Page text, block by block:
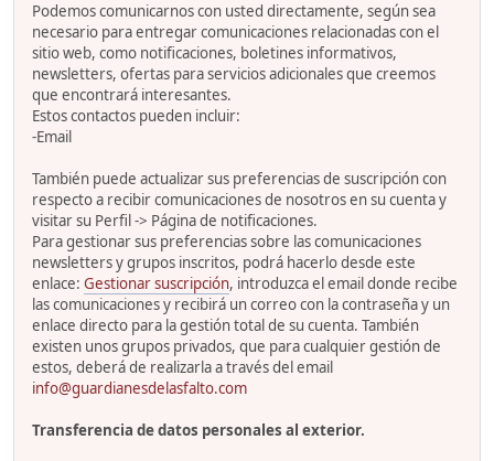
Podemos comunicarnos con usted directamente, según sea
necesario para entregar comunicaciones relacionadas con el
sitio web, como notificaciones, boletines informativos,
newsletters, ofertas para servicios adicionales que creemos
que encontrará interesantes.
Estos contactos pueden incluir:
-Email
También puede actualizar sus preferencias de suscripción con
respecto a recibir comunicaciones de nosotros en su cuenta y
visitar su Perfil -> Página de notificaciones.
Para gestionar sus preferencias sobre las comunicaciones
newsletters y grupos inscritos, podrá hacerlo desde este
enlace: Gestionar suscripción, introduzca el email donde recibe
las comunicaciones y recibirá un correo con la contraseña y un
enlace directo para la gestión total de su cuenta. También
existen unos grupos privados, que para cualquier gestión de
estos, deberá de realizarla a través del email
info@guardianesdelasfalto.com
Transferencia de datos personales al exterior.